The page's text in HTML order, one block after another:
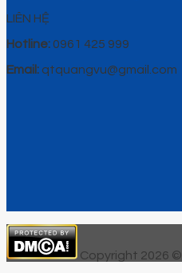
LIÊN HỆ
Hotline: 0961 425 999
Email: qtquangvu@gmail.com
Copyright 2026 ©